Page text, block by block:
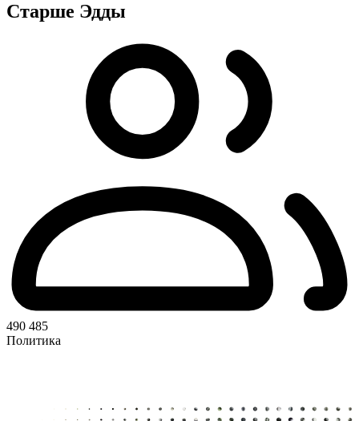
Старше Эдды
490 485
Политика